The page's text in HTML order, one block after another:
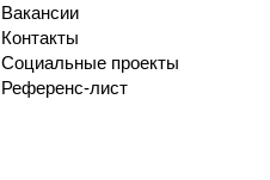
Вакансии
Контакты
Социальные проекты
Референс-лист